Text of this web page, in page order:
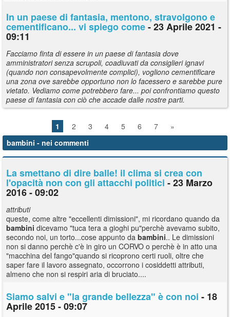
In un paese di fantasia, mentono, stravolgono e
cementificano... vi spiego come- 23 Aprile 2021 -
09:11
Facciamo finta di essere in un paese di fantasia dove
amministratori senza scrupoli, coadiuvati da consiglieri ignavi
(quando non consapevolmente complici), vogliono cementificare
una zona ove sarebbe opportuno non lo facessero e sarebbe pure
vietato. Vediamo come potrebbero fare... poi confrontiamo questo
paese di fantasia con ciò che accade dalle nostre parti.
1 2 3 4 5 6 7
»
bambini - nei commenti
La smettano di dire balle! il clima si crea con
l'opacità non con gli attacchi politici - 23 Marzo
2016 - 09:02
attributi
queste, come altre "eccellenti dimissioni", mi ricordano quando da
bambini dicevamo "tuca tera a gioghi pu"perchè avevamo subito,
secondo noi, un torto...cose appunto da bambini.. Le dimissioni
non si danno perchè c'è in giro un CORVO o perchè è in atto una
"macchina del fango"quando si ricoprono certi ruoli, oltre che
saper fare il lavoro assegnato, occorrono i cosiddetti attributi,
almeno che non si respiri aria di bruciato....
Siamo salvi e "la grande bellezza" è con noi - 18
Aprile 2015 - 09:07